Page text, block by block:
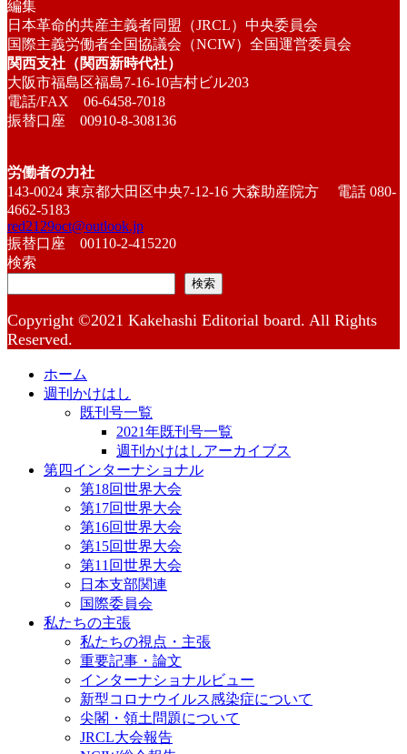
編集
日本革命的共産主義者同盟（JRCL）中央委員会
国際主義労働者全国協議会（NCIW）全国運営委員会
関西支社（関西新時代社）
大阪市福島区福島7-16-10吉村ビル203
電話/FAX 06-6458-7018
振替口座 00910-8-308136
労働者の力社
143-0024 東京都大田区中央7-12-16 大森助産院方 電話 080-
4662-5183
red2129oct@outlook.jp
振替口座 00110-2-415220
検索
検索
Copyright ©2021 Kakehashi Editorial board. All Rights
Reserved.
ホーム
週刊かけはし
既刊号一覧
2021年既刊号一覧
週刊かけはしアーカイブス
第四インターナショナル
第18回世界大会
第17回世界大会
第16回世界大会
第15回世界大会
第11回世界大会
日本支部関連
国際委員会
私たちの主張
私たちの視点・主張
重要記事・論文
インターナショナルビュー
新型コロナウイルス感染症について
尖閣・領土問題について
JRCL大会報告